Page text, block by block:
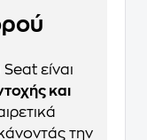
είναι
και
την